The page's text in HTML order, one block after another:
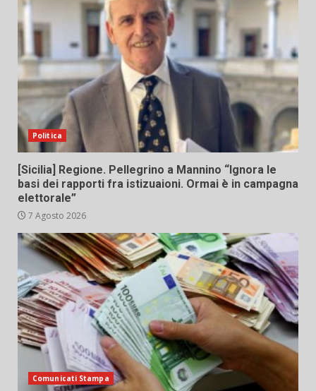
Politica
[Sicilia] Regione. Pellegrino a Mannino “Ignora le
basi dei rapporti fra istizuaioni. Ormai è in campagna
elettorale”
7 Agosto 2026
Comunicati Stampa